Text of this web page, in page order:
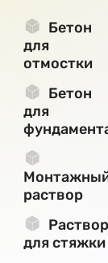
Бетон
для
отмостки
Бетон
для
раствор
Раствор
для стяжки